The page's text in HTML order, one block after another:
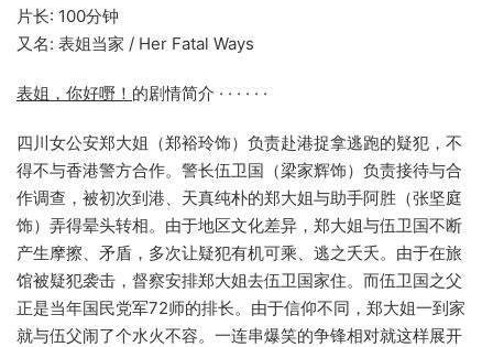
片长: 100分钟
又名: 表姐当家 / Her Fatal Ways
表姐，你好嘢！ 的剧情简介 · · · · · ·
四川女公安郑大姐（郑裕玲饰）负责赴港捉拿逃跑的疑犯，不
得不与香港警方合作。警长伍卫国（梁家辉饰）负责接待与合
作调查，被初次到港、天真纯朴的郑大姐与助手阿胜（张坚庭
饰）弄得晕头转相。由于地区文化差异，郑大姐与伍卫国不断
产生摩擦、矛盾，多次让疑犯有机可乘、逃之夭夭。由于在旅
馆被疑犯袭击，督察安排郑大姐去伍卫国家住。而伍卫国之父
正是当年国民党军72师的排长。由于信仰不同，郑大姐一到家
就与伍父闹了个水火不容。一连串爆笑的争锋相对就这样展开